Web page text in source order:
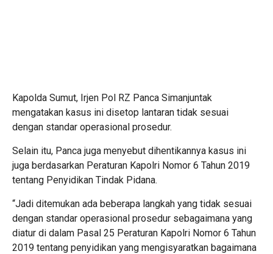
Kapolda Sumut, Irjen Pol RZ Panca Simanjuntak
mengatakan kasus ini disetop lantaran tidak sesuai
dengan standar operasional prosedur.
Selain itu, Panca juga menyebut dihentikannya kasus ini
juga berdasarkan Peraturan Kapolri Nomor 6 Tahun 2019
tentang Penyidikan Tindak Pidana.
“Jadi ditemukan ada beberapa langkah yang tidak sesuai
dengan standar operasional prosedur sebagaimana yang
diatur di dalam Pasal 25 Peraturan Kapolri Nomor 6 Tahun
2019 tentang penyidikan yang mengisyaratkan bagaimana